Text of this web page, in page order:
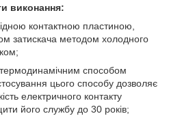
виконання:
контактною пластиною,
затискача методом холодного
способом
цього способу дозволяє
електричного контакту
його службу до 30 років;